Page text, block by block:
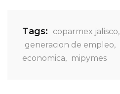
Tags: coparmex jalisco,
generacion de empleo,
economica, mipymes